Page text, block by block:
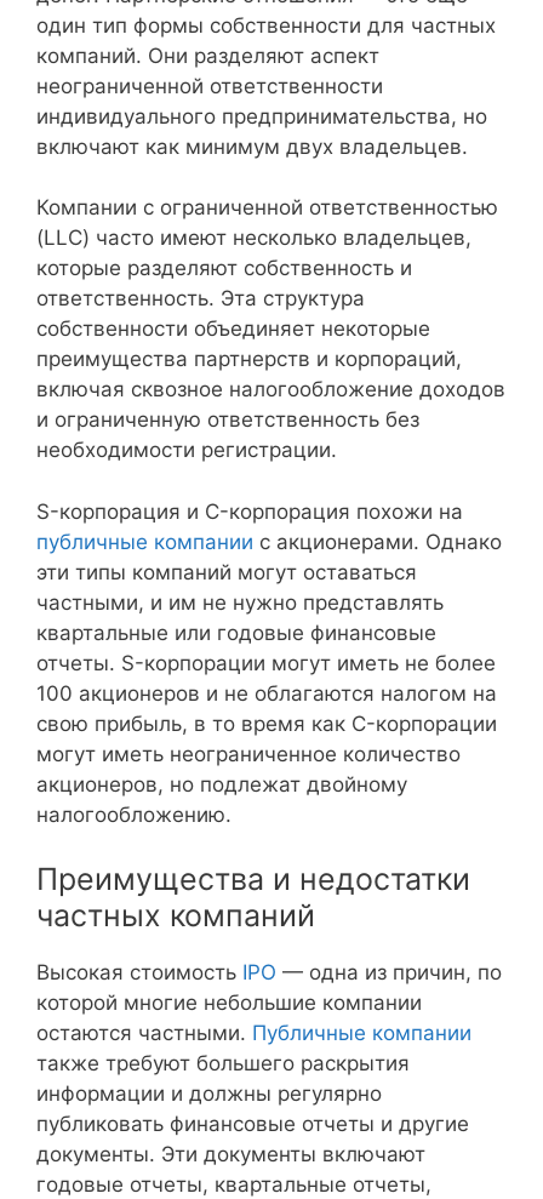
один тип формы собственности для частных
компаний. Они разделяют аспект
неограниченной ответственности
индивидуального предпринимательства, но
включают как минимум двух владельцев.
Компании с ограниченной ответственностью
(LLC) часто имеют несколько владельцев,
которые разделяют собственность и
ответственность. Эта структура
собственности объединяет некоторые
преимущества партнерств и корпораций,
включая сквозное налогообложение доходов
и ограниченную ответственность без
необходимости регистрации.
S-корпорация и C-корпорация похожи на
публичные компании с акционерами. Однако
эти типы компаний могут оставаться
частными, и им не нужно представлять
квартальные или годовые финансовые
отчеты. S-корпорации могут иметь не более
100 акционеров и не облагаются налогом на
свою прибыль, в то время как C-корпорации
могут иметь неограниченное количество
акционеров, но подлежат двойному
налогообложению.
Преимущества и недостатки
частных компаний
Высокая стоимость IPO — одна из причин, по
которой многие небольшие компании
остаются частными. Публичные компании
также требуют большего раскрытия
информации и должны регулярно
публиковать финансовые отчеты и другие
документы. Эти документы включают
годовые отчеты, квартальные отчеты,